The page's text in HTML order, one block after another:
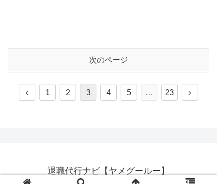
次のページ
前
1 2 3 4 5 … 23
次
退職代行ナビ【ヤメグールー】